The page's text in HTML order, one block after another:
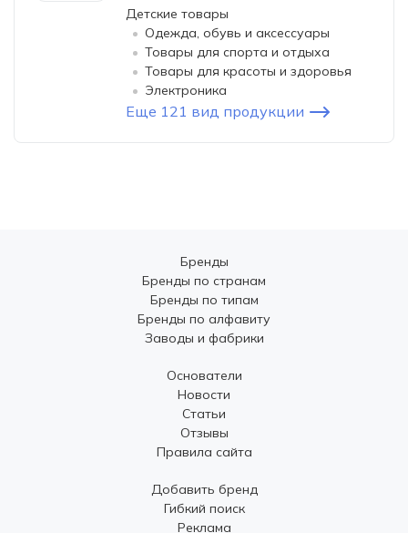
Детские товары
Одежда, обувь и аксессуары
Товары для спорта и отдыха
Товары для красоты и здоровья
Электроника
Еще 121 вид продукции
Бренды
Бренды по странам
Бренды по типам
Бренды по алфавиту
Заводы и фабрики
Основатели
Новости
Статьи
Отзывы
Правила сайта
Добавить бренд
Гибкий поиск
Реклама